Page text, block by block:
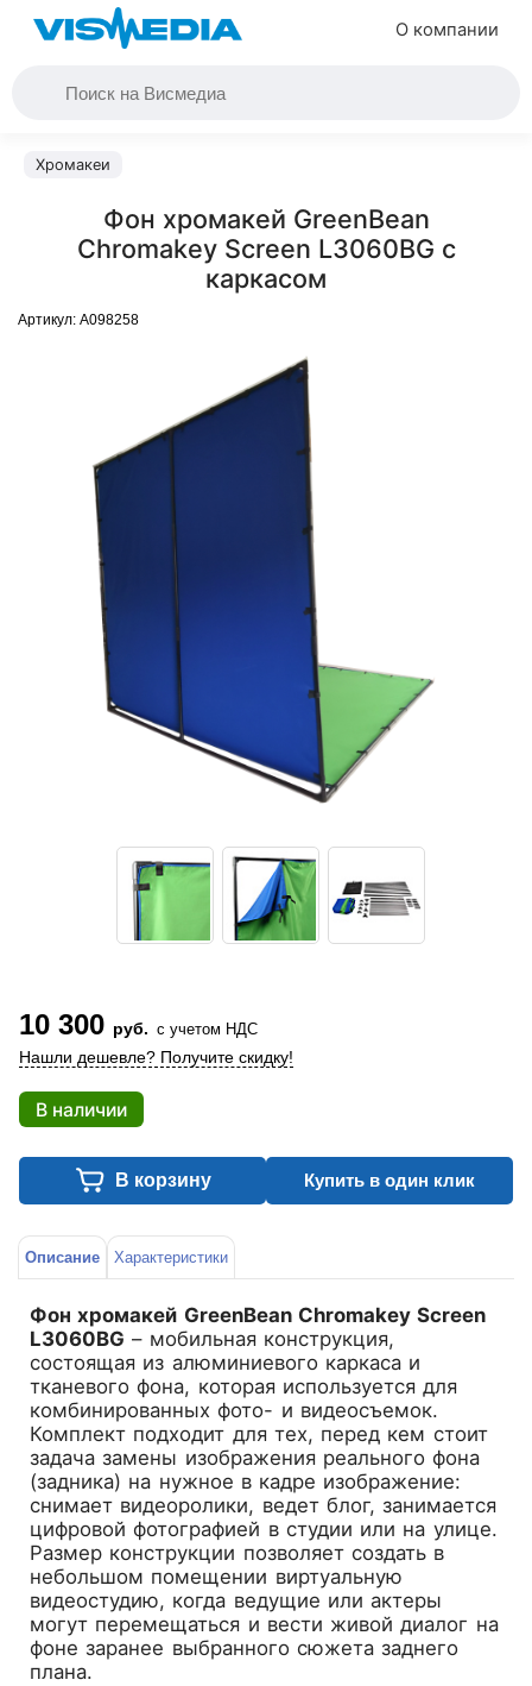
О компании
Хромакеи
Фон хромакей GreenBean
Chromakey Screen L3060BG с
каркасом
Артикул: A098258
10 300 руб. с учетом НДС
Нашли дешевле? Получите скидку!
В наличии
В корзину Купить в один клик
Описание Характеристики
Фон хромакей GreenBean Chromakey Screen
L3060BG – мобильная конструкция,
состоящая из алюминиевого каркаса и
тканевого фона, которая используется для
комбинированных фото- и видеосъемок.
Комплект подходит для тех, перед кем стоит
задача замены изображения реального фона
(задника) на нужное в кадре изображение:
снимает видеоролики, ведет блог, занимается
цифровой фотографией в студии или на улице.
Размер конструкции позволяет создать в
небольшом помещении виртуальную
видеостудию, когда ведущие или актеры
могут перемещаться и вести живой диалог на
фоне заранее выбранного сюжета заднего
плана.